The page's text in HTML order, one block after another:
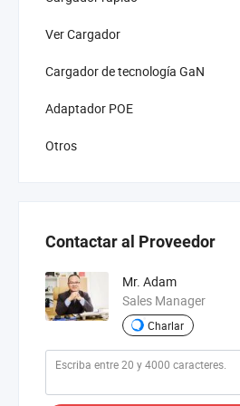
Ver Cargador
Cargador de tecnología GaN
Adaptador POE
Otros
Contactar al Proveedor
Mr. Adam
Sales Manager
Charlar